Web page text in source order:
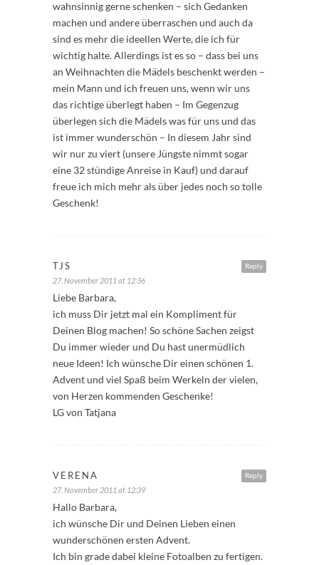
wahnsinnig gerne schenken – sich Gedanken
machen und andere überraschen und auch da
sind es mehr die ideellen Werte, die ich für
wichtig halte. Allerdings ist es so – dass bei uns
an Weihnachten die Mädels beschenkt werden –
mein Mann und ich freuen uns, wenn wir uns
das richtige überlegt haben – Im Gegenzug
überlegen sich die Mädels was für uns und das
ist immer wunderschön – In diesem Jahr sind
wir nur zu viert (unsere Jüngste nimmt sogar
eine 32 stündige Anreise in Kauf) und darauf
freue ich mich mehr als über jedes noch so tolle
Geschenk!
Reply
TJS
27. November 2011 at 12:36
Liebe Barbara,
ich muss Dir jetzt mal ein Kompliment für
Deinen Blog machen! So schöne Sachen zeigst
Du immer wieder und Du hast unermüdlich
neue Ideen! Ich wünsche Dir einen schönen 1.
Advent und viel Spaß beim Werkeln der vielen,
von Herzen kommenden Geschenke!
LG von Tatjana
Reply
VERENA
27. November 2011 at 12:39
Hallo Barbara,
ich wünsche Dir und Deinen Lieben einen
wunderschönen ersten Advent.
Ich bin grade dabei kleine Fotoalben zu fertigen.